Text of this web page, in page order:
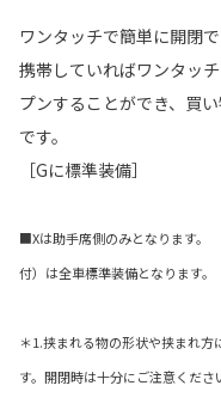
ワンタッチで簡単に開閉
携帯していればワンタッ
プンすることができ、買
です。
［Gに標準装備］
■Xは助手席側のみとなります
付）は全車標準装備となります
＊1.挟まれる物の形状や挟まれ
す。開閉時は十分にご注意くださ